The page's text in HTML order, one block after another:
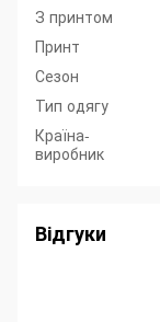
З принтом
Принт
Сезон
Тип одягу
Країна-
виробник
Відгуки